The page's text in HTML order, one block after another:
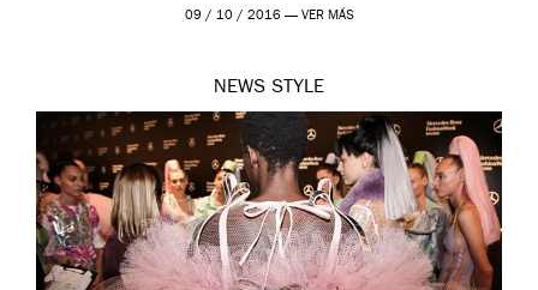
09 / 10 / 2016 — VER MÁS
NEWS STYLE